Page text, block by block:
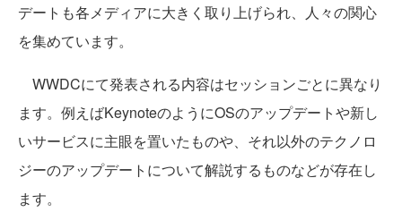
デートも各メディアに大きく取り上げられ、人々の関心
を集めています。
WWDCにて発表される内容はセッションごとに異なり
ます。例えばKeynoteのようにOSのアップデートや新し
いサービスに主眼を置いたものや、それ以外のテクノロ
ジーのアップデートについて解説するものなどが存在し
ます。